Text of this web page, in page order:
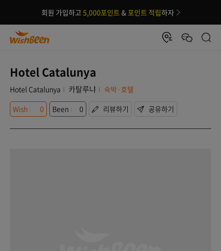
회원 가입하고 5,000포인트 &포인트 적립하자
Hotel Catalunya
Hotel Catalunya 카탈루냐
숙박·호텔
Wish
0 Been 0 리뷰하기 공유하기